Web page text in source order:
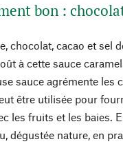
bon :
chocolat, cacao et sel
à cette sauce
sauce agrémente les
être utilisée pour
les fruits et les baies.
dégustée nature, en